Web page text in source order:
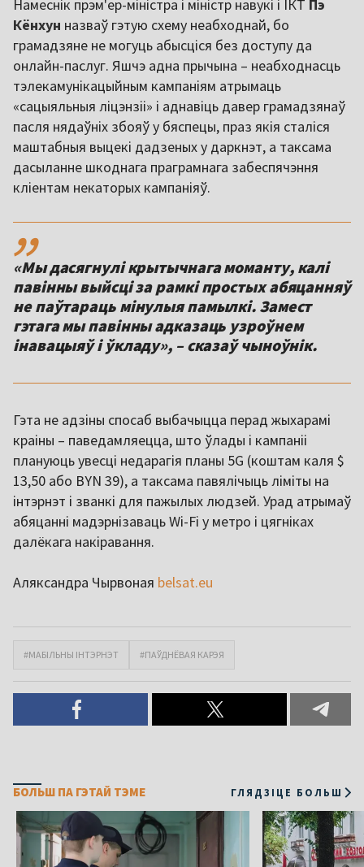
Намеснік прэм'ер-міністра і міністр навукі і ІКТ Пэ
Кёнхун назваў гэтую схему неабходнай, бо
грамадзяне не могуць абысціся без доступу да
онлайн-паслуг. Яшчэ адна прычына – неабходнасць
тэлекамунікацыйным кампаніям атрымаць
«сацыяльныя ліцэнзіі» і аднавіць давер грамадзянаў
пасля нядаўніх збояў у бяспецы, праз якія сталіся
маштабныя выцекі дадзеных у даркнэт, а таксама
дасыланне шкоднага праграмнага забеспячэння
кліентам некаторых кампаніяў.
,,
«Мы дасягнулі крытычнага моманту, калі
павінны выйсці за рамкі простых абяцанняў
не паўтараць мінулыя памылкі. Замест
гэтага мы павінны адказаць узроўнем
інавацыяў і ўкладу», – сказаў чыноўнік.
Гэта не адзіны спосаб выбачыцца перад жыхарамі
краіны – паведамляецца, што ўлады і кампаніі
плануюць увесці недарагія планы 5G (коштам каля $
13,50 або BYN 39), а таксама павялічыць ліміты на
інтэрнэт і званкі для пажылых людзей. Урад атрымаў
абяцанні мадэрнізаваць Wi-Fi у метро і цягніках
далёкага накіравання.
Аляксандра Чырвоная belsat.eu
#МАБІЛЬНЫ ІНТЭРНЭТ #ПАЎДНЁВАЯ КАРЭЯ
БОЛЬШ ПА ГЭТАЙ ТЭМЕ ГЛЯДЗІЦЕ БОЛЬШ